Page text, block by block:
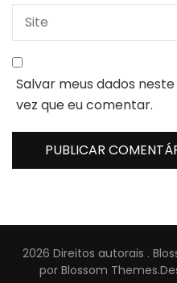
Salvar meus dados
vez que eu comentar.
2026 Direitos autorais .
por Blossom Themes